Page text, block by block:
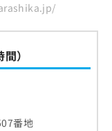
）
番地